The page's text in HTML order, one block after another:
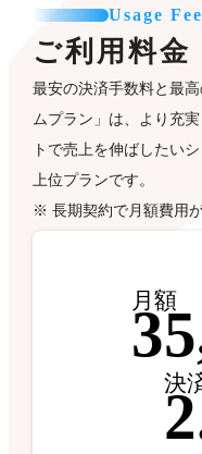
Usage Fee
ご利用料金
最安の決済手数料と最
ムプラン」は、より充
トで売上を伸ばしたい
上位プランです。
※ 長期契約で月額費用が
月額
決